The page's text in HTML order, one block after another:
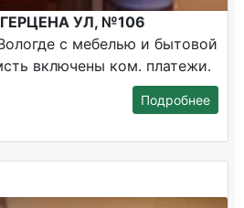
УЛ, №106
с мебелью и бытовой
включены ком. платежи.
Подробнее